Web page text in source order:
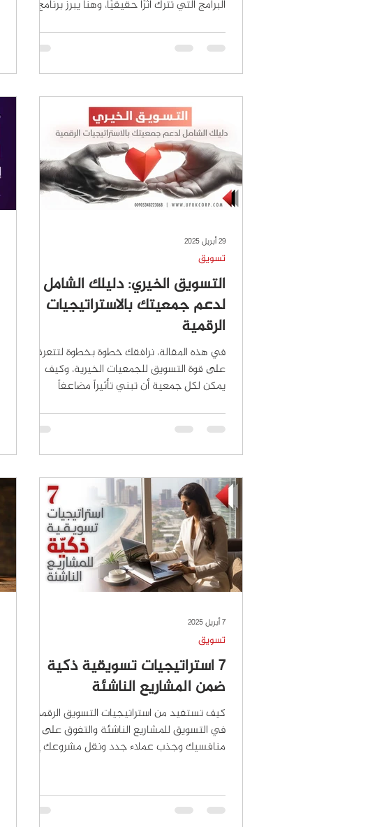
البرامج التي تترك أثرًا حقيقيًا، وهنا يبرز برنامج
ليحمل لقب أفضل برنامج تلفزيوني في العالم
العربي. ونجاح هذا البرنامج ليس وليد الصدفة،
بل هو نتاج رئاسة تحرير وإعداد وتقديم أفضل
التسويق الخيري: دليلك الشامل
لدعم جمعيتك بالاستراتيجيات
الرقمية
في هذه المقالة، نرافقك خطوة بخطوة لتتعرف
على قوة التسويق للجمعيات الخيرية، وكيف
يمكن لكل جمعية أن تبني تأثيراً مضاعفاً
تسويق
29 أبريل 2025
7 استراتيجيات تسويقية ذكية
ضمن المشاريع الناشئة
كيف تستفيد من استراتيجيات التسويق الرقمي
في التسويق للمشاريع الناشئة والتفوق على
منافسيك وجذب عملاء جدد ونقل مشروعك إلى
تسويق
7 أبريل 2025